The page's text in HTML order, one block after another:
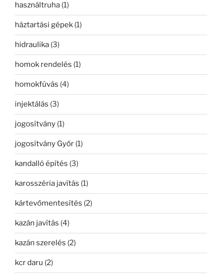
használtruha (1)
háztartási gépek (1)
hidraulika (3)
homok rendelés (1)
homokfúvás (4)
injektálás (3)
jogosítvány (1)
jogosítvány Győr (1)
kandalló építés (3)
karosszéria javítás (1)
kártevőmentesítés (2)
kazán javítás (4)
kazán szerelés (2)
kcr daru (2)